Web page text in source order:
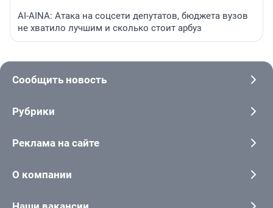
AI-AINA: Атака на соцсети депутатов, бюджета вузов
не хватило лучшим и сколько стоит арбуз
Сообщить новость
Рубрики
Реклама на сайте
О компании